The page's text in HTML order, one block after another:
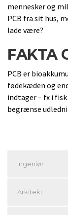
mennesker og
PCB fra sit hus,
lade være?
FAKTA
PCB er
fødekæden og
indtager – fx i
begrænse
Ingeniør
Arkitekt